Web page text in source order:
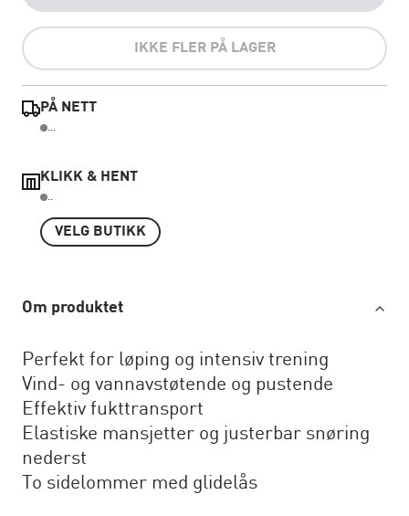
IKKE FLER PÅ LAGER
PÅ NETT
...
KLIKK & HENT
..
VELG BUTIKK
Om produktet
Perfekt for løping og intensiv trening
Vind- og vannavstøtende og pustende
Effektiv fukttransport
Elastiske mansjetter og justerbar snøring
nederst
To sidelommer med glidelås